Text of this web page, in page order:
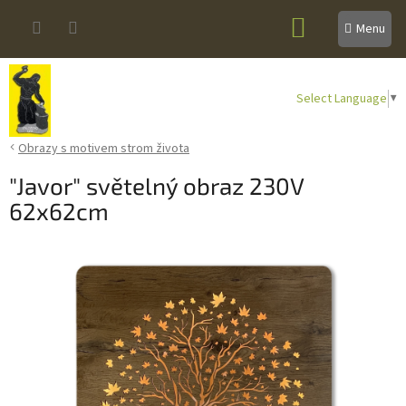
Select Language ▼
NÁKUPNÍ
KOŠÍK
Obrazy s motivem strom života
"Javor" světelný obraz 230V
62x62cm